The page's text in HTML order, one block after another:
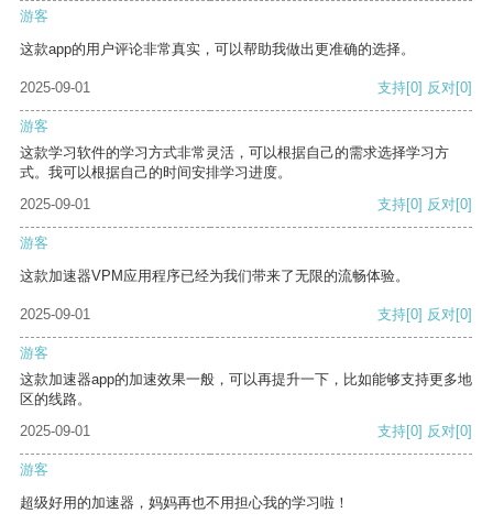
游客
这款app的用户评论非常真实，可以帮助我做出更准确的选择。
2025-09-01 支持[0] 反对[0]
游客
这款学习软件的学习方式非常灵活，可以根据自己的需求选择学习方
式。我可以根据自己的时间安排学习进度。
2025-09-01
支持[0] 反对[0]
游客
这款加速器VPM应用程序已经为我们带来了无限的流畅体验。
2025-09-01 支持[0] 反对[0]
游客
这款加速器app的加速效果一般，可以再提升一下，比如能够支持更多地
区的线路。
2025-09-01
支持[0] 反对[0]
游客
超级好用的加速器，妈妈再也不用担心我的学习啦！